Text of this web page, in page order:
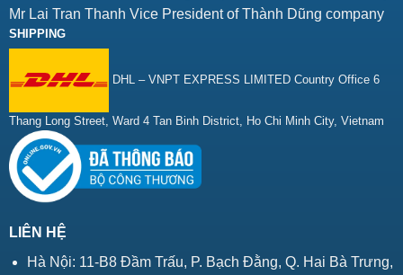
Mr Lai Tran Thanh Vice President of Thành Dũng company
SHIPPING
DHL – VNPT EXPRESS LIMITED Country Office 6
Thang Long Street, Ward 4 Tan Binh District, Ho Chi Minh City, Vietnam
LIÊN HỆ
Hà Nội: 11-B8 Đầm Trấu, P. Bạch Đằng, Q. Hai Bà Trưng,